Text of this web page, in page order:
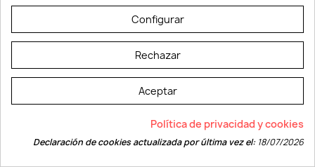
Configurar
Rechazar
Aceptar
Política de privacidad y cookies
Declaración de cookies actualizada por última vez el:18/07/2026